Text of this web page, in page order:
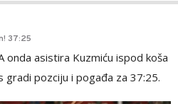
37:25
onda asistira Kuzmiću ispod koša
gradi pozciju i pogađa za 37:25.